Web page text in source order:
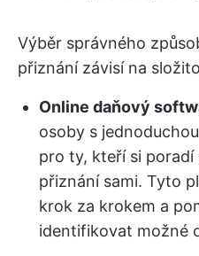
Výběr správného
přiznání závisí na
Online daňový
osoby s
pro ty, kteří si
přiznání sami. Tyto
krok za krokem a
identifikovat možné